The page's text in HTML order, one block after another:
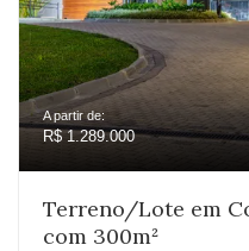
A partir de:
R$ 1.289.000
Terreno/Lote em
com 300m²